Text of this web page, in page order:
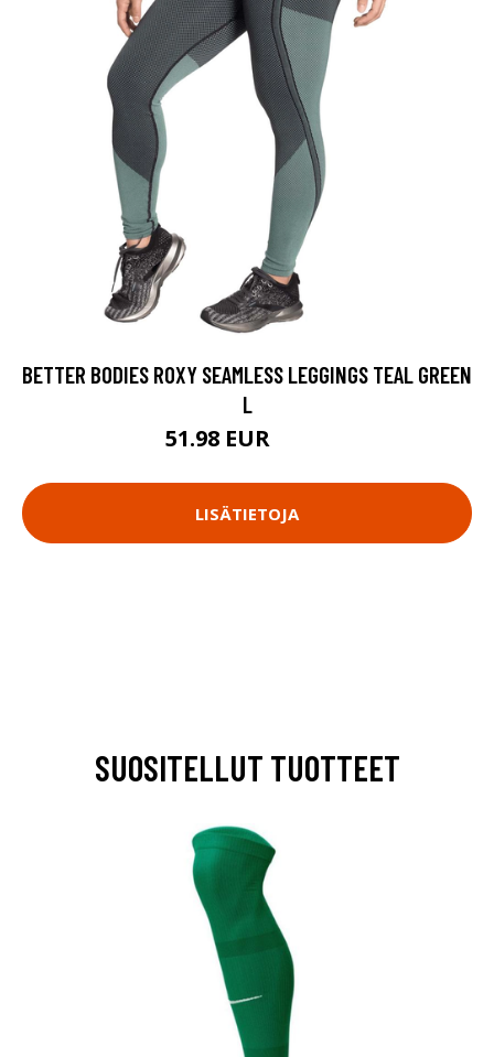
BETTER BODIES ROXY SEAMLESS LEGGINGS TEAL GREEN
L
51.98 EUR
LISÄTIETOJA
SUOSITELLUT TUOTTEET